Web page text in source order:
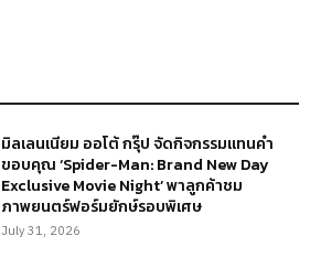
มิลเลนเนียม ออโต้ กรุ๊ป จัดกิจกรรมแทนคำ
ขอบคุณ ‘Spider-Man: Brand New Day
Exclusive Movie Night’ พาลูกค้าชม
ภาพยนตร์ฟอร์มยักษ์รอบพิเศษ
July 31, 2026